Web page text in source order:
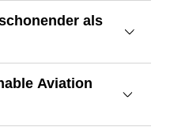
als
Aviation